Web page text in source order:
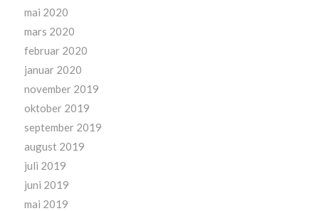
mai 2020
mars 2020
februar 2020
januar 2020
november 2019
oktober 2019
september 2019
august 2019
juli 2019
juni 2019
mai 2019